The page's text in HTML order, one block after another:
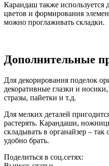
Карандаш также используется
цветов и формирования
можно проглаживать складки.
Дополнительные
Для декорирования поделок
декоративные глазки и
стразы, пайетки и т.д.
Для мелких деталей
растерять. Карандаши,
складывать в органайзер –
удобно брать.
Поделиться в соц.сетях: